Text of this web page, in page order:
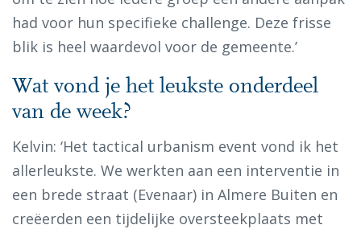
had voor hun specifieke challenge. Deze frisse
blik is heel waardevol voor de gemeente.’
Wat vond je het leukste onderdeel
van de week?
Kelvin: ‘Het tactical urbanism event vond ik het
allerleukste. We werkten aan een interventie in
een brede straat (Evenaar) in Almere Buiten en
creëerden een tijdelijke oversteekplaats met